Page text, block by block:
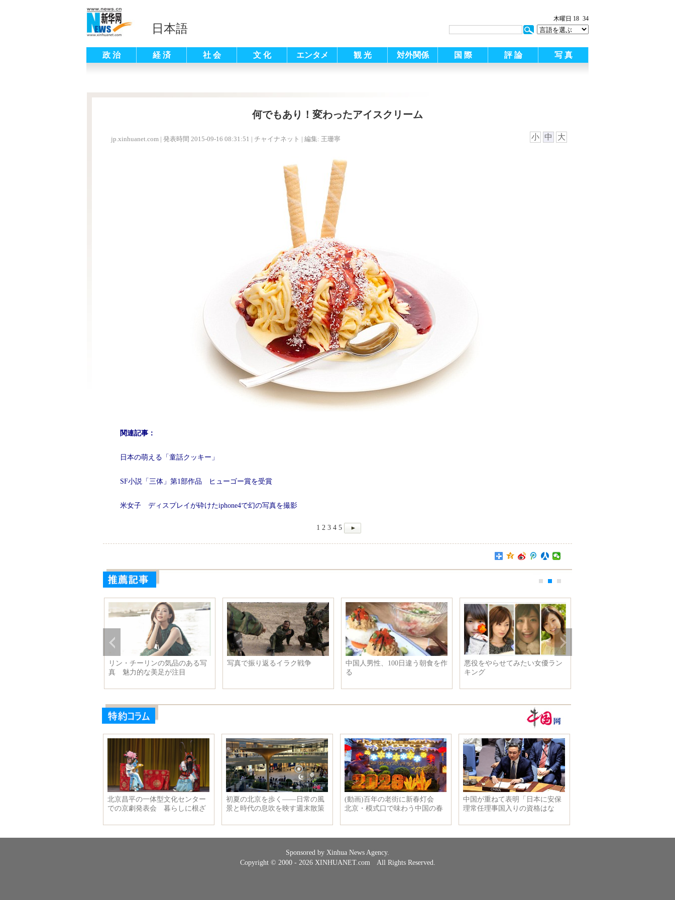
日本語
木曜日 18 34
政 治 経 済 社 会 文 化 エンタメ 観 光 対外関係 国 際 評 論 写 真
何でもあり！変わったアイスクリーム
jp.xinhuanet.com | 発表時間 2015-09-16 08:31:51 | チャイナネット | 編集: 王珊寧 小 中 大
関連記事：
日本の萌える「童話クッキー」
SF小説「三体」第1部作品 ヒューゴー賞を受賞
米女子 ディスプレイが砕けたiphone4で幻の写真を撮影
1 2 3 4 5
リン・チーリンの気品のある写
真 魅力的な美足が注目
写真で振り返るイラク戦争
中国人男性、100日違う朝食を作
る
悪役をやらせてみたい女優ラン
キング
Sponsored by Xinhua News Agency.
Copyright © 2000 - 2026 XINHUANET.com All Rights Reserved.